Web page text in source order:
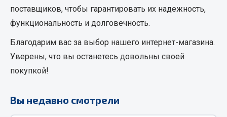
Болты
Гайки
Пресс-масленки
поставщиков, чтобы гарантировать их надежность,
функциональность и долговечность.
Благодарим вас за выбор нашего интернет-магазина.
Уверены, что вы останетесь довольны своей
покупкой!
Вы недавно смотрели